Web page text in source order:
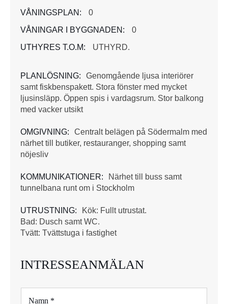
VÅNINGSPLAN:
0
VÅNINGAR I BYGGNADEN:
0
UTHYRES T.O.M:
UTHYRD.
PLANLÖSNING:
Genomgående ljusa interiörer
samt fiskbenspakett. Stora fönster med mycket
ljusinsläpp. Öppen spis i vardagsrum. Stor balkong
med vacker utsikt
OMGIVNING:
Centralt belägen på Södermalm med
närhet till butiker, restauranger, shopping samt
nöjesliv
KOMMUNIKATIONER:
Närhet till buss samt
tunnelbana runt om i Stockholm
UTRUSTNING:
Kök: Fullt utrustat.
Bad: Dusch samt WC.
Tvätt: Tvättstuga i fastighet
INTRESSEANMÄLAN